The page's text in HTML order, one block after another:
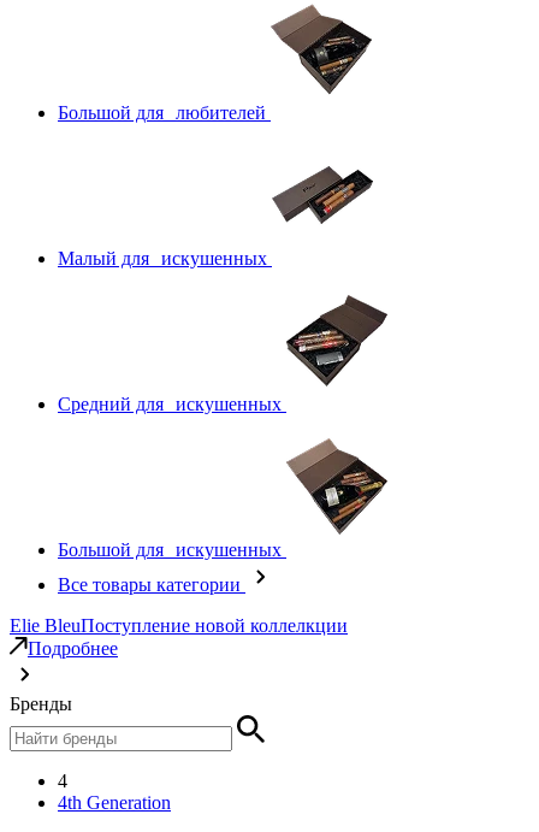
Большой для любителей
Малый для искушенных
Средний для искушенных
Большой для искушенных
Все товары категории
Elie BleuПоступление новой коллелкции
Подробнее
Бренды
4
4th Generation